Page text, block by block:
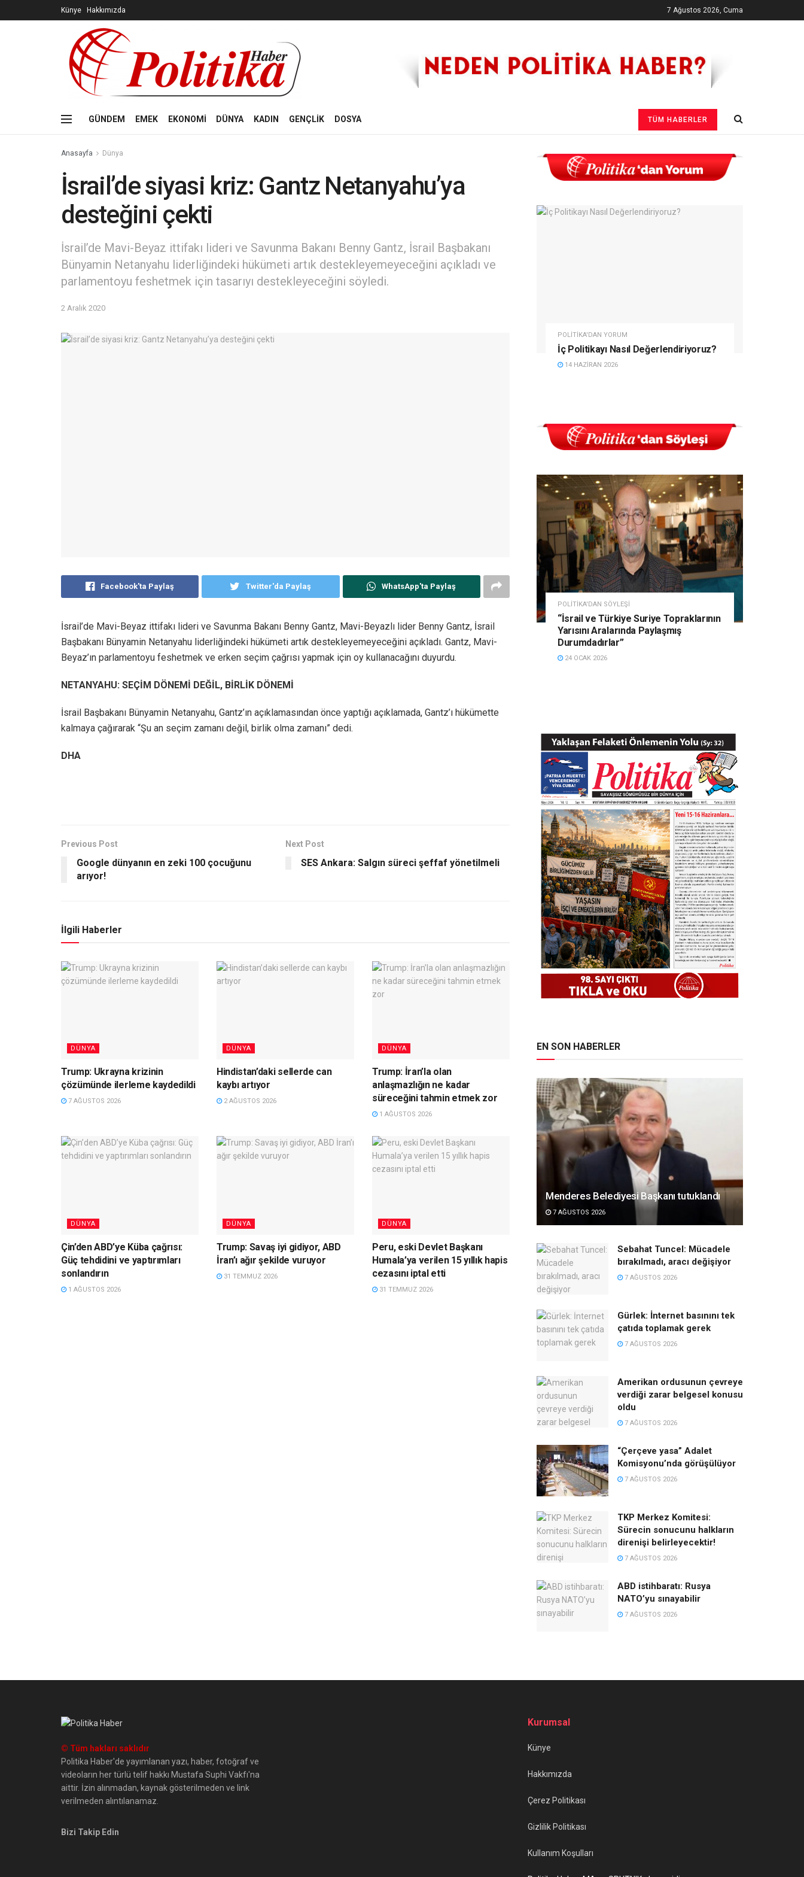
Künye Hakkımızda 7 Ağustos 2026, Cuma
GÜNDEM EMEK EKONOMİ DÜNYA KADIN GENÇLİK DOSYA TÜM HABERLER
Anasayfa Dünya
İsrail’de siyasi kriz: Gantz Netanyahu’ya
desteğini çekti
İsrail’de Mavi-Beyaz ittifakı lideri ve Savunma Bakanı Benny Gantz, İsrail Başbakanı
Bünyamin Netanyahu liderliğindeki hükümeti artık destekleyemeyeceğini açıkladı ve
parlamentoyu feshetmek için tasarıyı destekleyeceğini söyledi.
2 Aralık 2020
Facebook'ta Paylaş Twitter'da Paylaş WhatsApp'ta Paylaş
İsrail’de Mavi-Beyaz ittifakı lideri ve Savunma Bakanı Benny Gantz, Mavi-Beyazlı lider Benny Gantz, İsrail
Başbakanı Bünyamin Netanyahu liderliğindeki hükümeti artık destekleyemeyeceğini açıkladı. Gantz, Mavi-
Beyaz’ın parlamentoyu feshetmek ve erken seçim çağrısı yapmak için oy kullanacağını duyurdu.
NETANYAHU: SEÇİM DÖNEMİ DEĞİL, BİRLİK DÖNEMİ
İsrail Başbakanı Bünyamin Netanyahu, Gantz’ın açıklamasından önce yaptığı açıklamada, Gantz’ı hükümette
kalmaya çağırarak “Şu an seçim zamanı değil, birlik olma zamanı” dedi.
DHA
Previous Post
Google dünyanın en zeki 100 çocuğunu
arıyor!
Next Post
SES Ankara: Salgın süreci şeffaf yönetilmeli
İlgili Haberler
DÜNYA
Trump: Ukrayna krizinin
çözümünde ilerleme kaydedildi
7 AĞUSTOS 2026
DÜNYA
Hindistan’daki sellerde can
kaybı artıyor
2 AĞUSTOS 2026
DÜNYA
Trump: İran’la olan
anlaşmazlığın ne kadar
süreceğini tahmin etmek zor
1 AĞUSTOS 2026
DÜNYA
Çin’den ABD’ye Küba çağrısı:
Güç tehdidini ve yaptırımları
sonlandırın
1 AĞUSTOS 2026
DÜNYA
Trump: Savaş iyi gidiyor, ABD
İran’ı ağır şekilde vuruyor
31 TEMMUZ 2026
DÜNYA
Peru, eski Devlet Başkanı
Humala’ya verilen 15 yıllık hapis
cezasını iptal etti
31 TEMMUZ 2026
POLITIKA'DAN YORUM
İç Politikayı Nasıl Değerlendiriyoruz?
14 HAZIRAN 2026
POLITIKA'DAN SÖYLEŞI
“İsrail ve Türkiye Suriye Topraklarının
Yarısını Aralarında Paylaşmış
Durumdadırlar”
24 OCAK 2026
EN SON HABERLER
Menderes Belediyesi Başkanı tutuklandı
7 AĞUSTOS 2026
Sebahat Tuncel: Mücadele
bırakılmadı, aracı değişiyor
7 AĞUSTOS 2026
Gürlek: İnternet basınını tek
çatıda toplamak gerek
7 AĞUSTOS 2026
Amerikan ordusunun çevreye
verdiği zarar belgesel konusu
oldu
7 AĞUSTOS 2026
“Çerçeve yasa” Adalet
Komisyonu’nda görüşülüyor
7 AĞUSTOS 2026
TKP Merkez Komitesi:
Sürecin sonucunu halkların
direnişi belirleyecektir!
7 AĞUSTOS 2026
ABD istihbaratı: Rusya
NATO’yu sınayabilir
7 AĞUSTOS 2026
© Tüm hakları saklıdır
Politika Haber'de yayımlanan yazı, haber, fotoğraf ve
videoların her türlü telif hakkı Mustafa Suphi Vakfı'na
aittir. İzin alınmadan, kaynak gösterilmeden ve link
verilmeden alıntılanamaz.
Bizi Takip Edin
Kurumsal
Künye
Hakkımızda
Çerez Politikası
Gizlilik Politikası
Kullanım Koşulları